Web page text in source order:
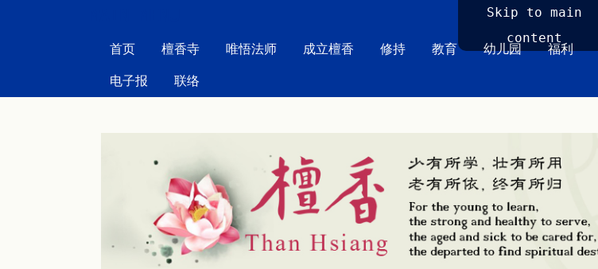
Skip to main
content
首页 檀香寺 唯悟法师 成立檀香 修持 教育 幼儿园 福利
电子报 联络